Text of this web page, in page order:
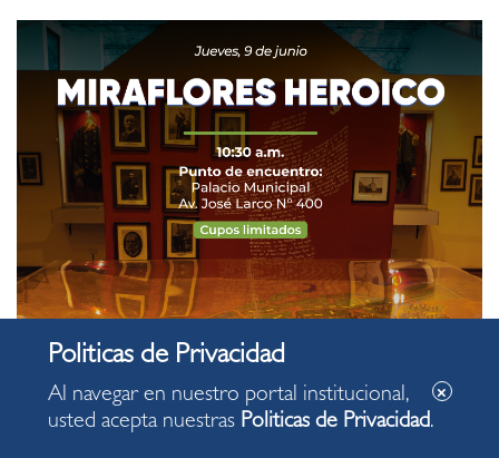
Al navegar en nuestro portal institucional,
usted acepta nuestras Politicas de Privacidad.